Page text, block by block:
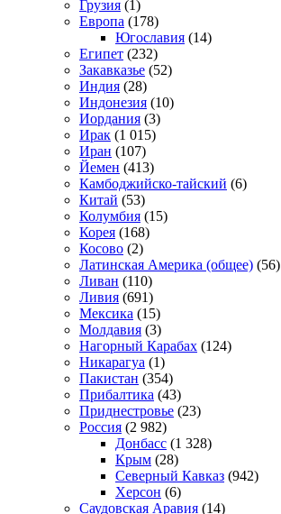
Грузия (1)
Европа (178)
Югославия (14)
Египет (232)
Закавказье (52)
Индия (28)
Индонезия (10)
Иордания (3)
Ирак (1 015)
Иран (107)
Йемен (413)
Камбоджийско-тайский (6)
Китай (53)
Колумбия (15)
Корея (168)
Косово (2)
Латинская Америка (общее) (56)
Ливан (110)
Ливия (691)
Мексика (15)
Молдавия (3)
Нагорный Карабах (124)
Никарагуа (1)
Пакистан (354)
Прибалтика (43)
Приднестровье (23)
Россия (2 982)
Донбасс (1 328)
Крым (28)
Северный Кавказ (942)
Херсон (6)
Саудовская Аравия (14)